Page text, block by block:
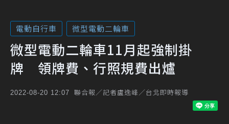
電動自行車 微型電動二輪車
微型電動二輪車11月起強制掛
牌 領牌費、行照規費出爐
2022-08-20 12:07 聯合報／記者盧逸峰／台北即時報導